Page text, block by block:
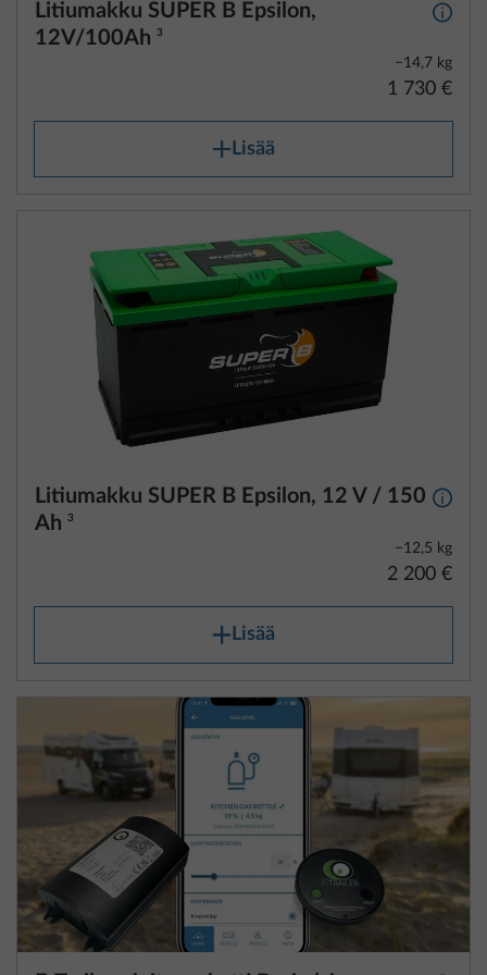
Litiumakku SUPER B Epsilon,
12V/100Ah 3
−14,7 kg
1 730 €
Lisää
Litiumakku SUPER B Epsilon, 12 V / 150
Ah 3
−12,5 kg
2 200 €
Lisää